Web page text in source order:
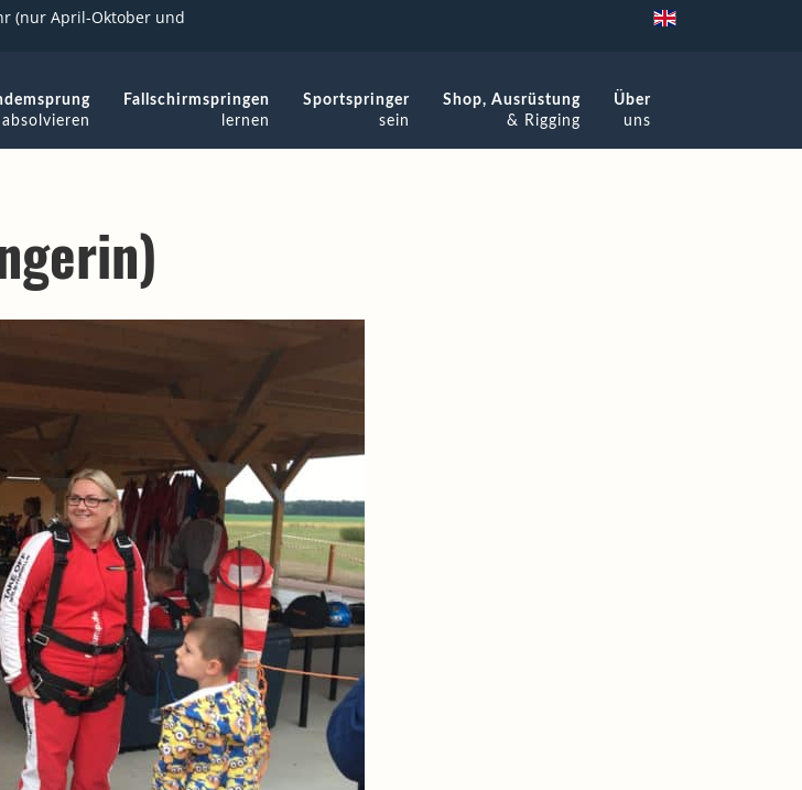
(nur April-Oktober und
absolvieren
Fallschirmspringen
lernen
Sportspringer
sein
Shop, Ausrüstung
& Rigging
Über
uns